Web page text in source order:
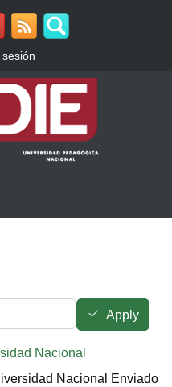
sesión
Apply
Nacional
Nacional Enviado